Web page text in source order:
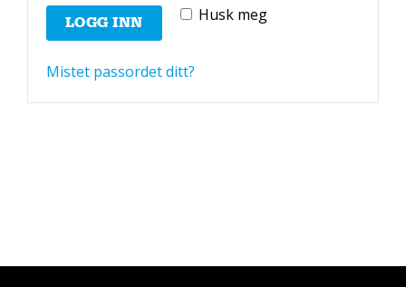
Husk meg
LOGG INN
Mistet passordet ditt?